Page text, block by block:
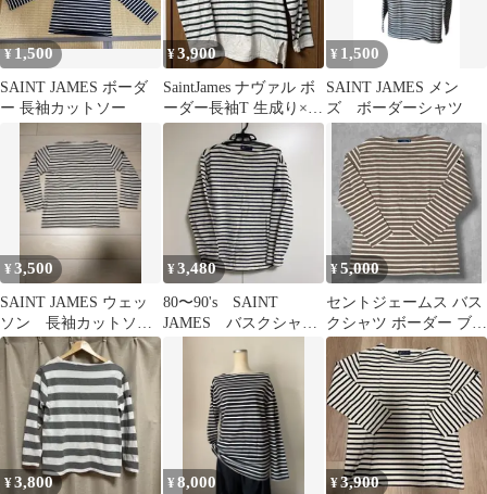
¥1,500
SAINT JAMES ボーダ
ー 長袖カットソー
¥3,900
SaintJames ナヴァル ボ
ーダー長袖T 生成り×ダ
ークグリーン M相当
¥ 1,500
SAINT JAMES メン
ズ ボーダーシャツ
¥3,500
SAINT JAMES ウェッ
ソン 長袖カットソー
ホワイト×ブラウン
¥3,480
80〜90's SAINT
JAMES バスクシャ
¥5,000
セントジェームス バス
クシャツ ボーダー ブラ
ウン×ホワイト フラン
ス製
¥3,800 ¥8,000 ¥3,900